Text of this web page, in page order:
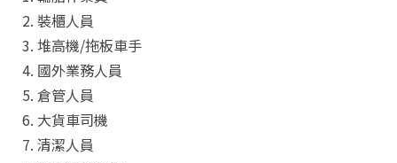
裝櫃人員
堆高機/拖板車手
國外業務人員
倉管人員
大貨車司機
清潔人員